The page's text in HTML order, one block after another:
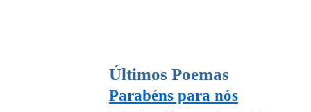
Últimos Poemas
Parabéns para nós